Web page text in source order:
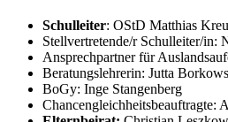
Schulleiter: OStD Matthias
Stellvertretende/r Schulleiter/in:
Ansprechpartner für
Beratungslehrerin: Jutta
BoGy: Inge Stangenberg
Chancengleichheitsbeauftragte: